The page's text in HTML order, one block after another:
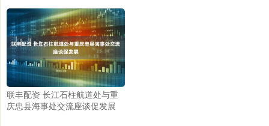
联丰配资 长江石柱航道处与重
庆忠县海事处交流座谈促发展